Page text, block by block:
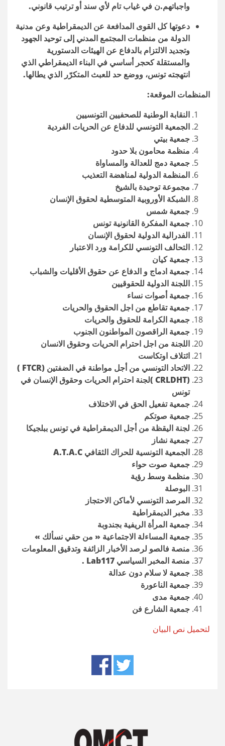
واجباتهم.ن في غياب تام لأي سند أو ترتيب قانوني.
دعوتها كل القوى المدافعة عن الديمقراطية وعن مدنية
الدولة من منظمات المجتمع المدني إلى توحيد الجهود
وتجديد الالتزام بالدفاع عن الهيئات الدستورية
والمستقلة كحجر أساسي في البناء الديمقراطي الذي
انتهجته تونس، ووضع حد للعبث المتكرّر الذي يطالها.
المنظمات الموقعة:
النقابة الوطنية للصحفيين التونسيين
الجمعية التونسي للدفاع عن الحريات الفردية
جمعية بيتي
منظمة محامون بلا حدود
جمعية دمج للعدالة والمساواة
المنظمة الدولية لمناهضة التعذيب
مجموعة توحيدة بالشيخ
الشبكة الأوروبية المتوسطية لحقوق الإنسان
جمعية شمس
جمعية المفكرة القانونية تونس
الفدرالية الدولية لحقوق الإنسان
التحالف التونسي للكرامة ورد الاعتبار
جمعية كيان
جمعية ادماج و الدفاع عن حقوق الأقليات والشباب
اللجنة الدولية للحقوقيين
جمعية أصوات نساء
جمعية تقاطع من اجل الحقوق والحريات
جمعية الكرامة للحقوق والحريات
جمعية الراقصون المواطنون الجنوب
اللجنة من اجل احترام الحريات وحقوق الانسان
ائتلاف اوتكاست
الاتحاد التونسي من أجل مواطنة في الضفتين (FTCR )
(CRLDHT )لجنة احترام الحريات وحقوق الإنسان في
تونس
جمعية تفعيل الحق في الاختلاف
جمعية صوتكم
لجنة اليقظة من أجل الديمقراطية في تونس ببلجيكا
جمعية نشاز
الجمعية التونسية للحراك الثقافي A.T.A.C
جمعية صوت حواء
منظمة وسط رؤية
البوصلة
المرصد التونسي لأماكن الاحتجاز
مخبر الديمقراطية
جمعية المرأة الريفية بجندوبة
جمعية المساءلة الاجتماعية « من حقي نسألك »
منصة فالصو لرصد الأخبار الزائفة وتدقيق المعلومات
منصة المخبر السياسي Lab117 .
‏جمعية لا سلام دون عدالة
جمعية الناعورة
جمعية مدى
جمعية الشارع فن
لتحميل نص البيان